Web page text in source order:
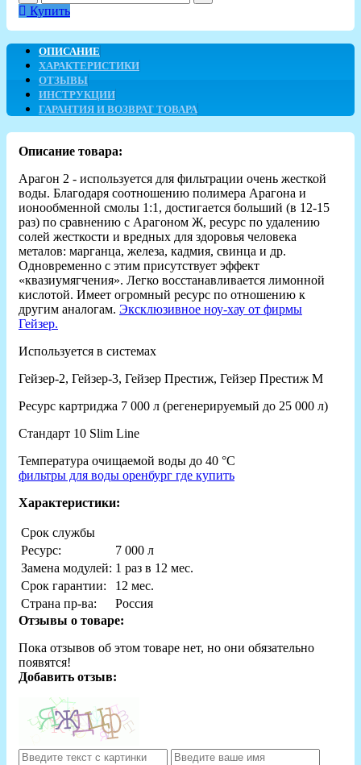
Купить
ОПИСАНИЕ
ХАРАКТЕРИСТИКИ
ОТЗЫВЫ
ИНСТРУКЦИИ
ГАРАНТИЯ И ВОЗВРАТ ТОВАРА
Описание товара:
Арагон 2 - используется для фильтрации очень жесткой
воды. Благодаря соотношению полимера Арагона и
ионообменной смолы 1:1, достигается больший (в 12-15
раз) по сравнению с Арагоном Ж, ресурс по удалению
солей жесткости и вредных для здоровья человека
металов: марганца, железа, кадмия, свинца и др.
Одновременно с этим присутствует эффект
«квазиумягчения». Легко восстанавливается лимонной
кислотой. Имеет огромный ресурс по отношению к
другим аналогам. Эксклюзивное ноу-хау от фирмы
Гейзер.
Используется в системах
Гейзер-2, Гейзер-3, Гейзер Престиж, Гейзер Престиж М
Ресурс картриджа 7 000 л (регенерируемый до 25 000 л)
Стандарт 10 Slim Line
Температура очищаемой воды до 40 °С
фильтры для воды оренбург где купить
Характеристики:
Срок службы
Ресурс:
7 000 л
Замена модулей: 1 раз в 12 мес.
Срок гарантии:
12 мес.
Страна пр-ва:
Россия
Отзывы о товаре:
Пока отзывов об этом товаре нет, но они обязательно
появятся!
Добавить отзыв: